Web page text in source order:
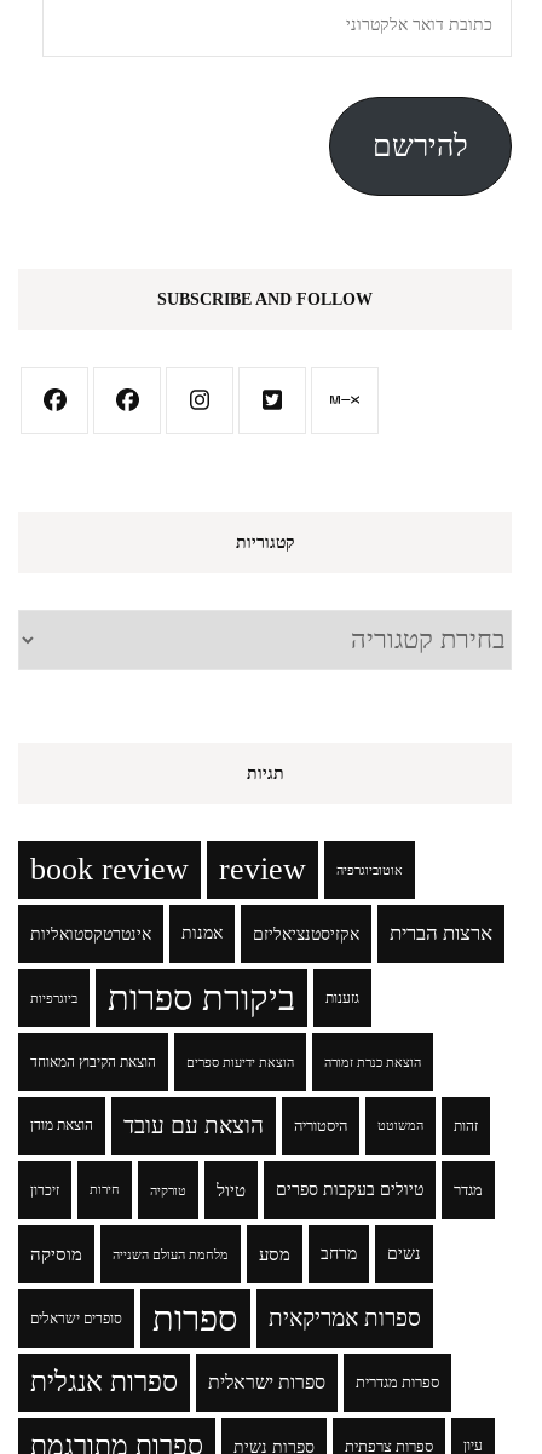
דואר
אלקטרוני
להירשם
SUBSCRIBE AND FOLLOW
קטגוריות
קטגוריות
תגיות
book review review אוטוביוגרפיה
אינטרטקסטואליות אמנות אקזיסטנציאליזם ארצות הברית
ביוגרפיות ביקורת ספרות גזענות
הוצאת הקיבוץ המאוחד הוצאת ידיעות ספרים הוצאת כנרת זמורה
הוצאת מודן הוצאת עם עובד היסטוריה המשוטט זהות
זיכרון חירות טורקיה טיול טיולים בעקבות ספרים מגדר
מוסיקה מלחמת העולם השנייה מסע מרחב נשים
סופרים ישראלים ספרות ספרות אמריקאית
ספרות אנגלית ספרות ישראלית ספרות מגדרית
ספרות מתורגמת ספרות נשית ספרות צרפתית עיון